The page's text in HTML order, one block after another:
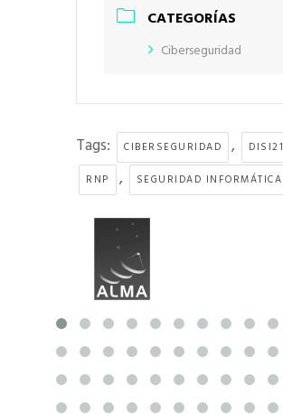
CATEGORÍAS
Ciberseguridad
Tags: CIBERSEGURIDAD , DISI21
RNP , SEGURIDAD INFORMÁTICA